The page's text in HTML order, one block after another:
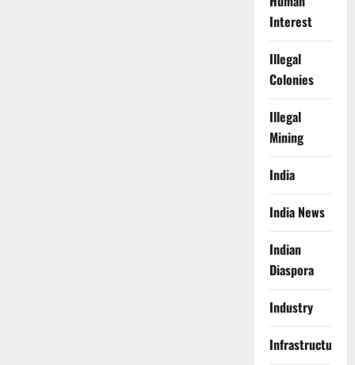
Interest
Illegal
Colonies
Illegal
Mining
India
India News
Indian
Diaspora
Industry
Infrastructure